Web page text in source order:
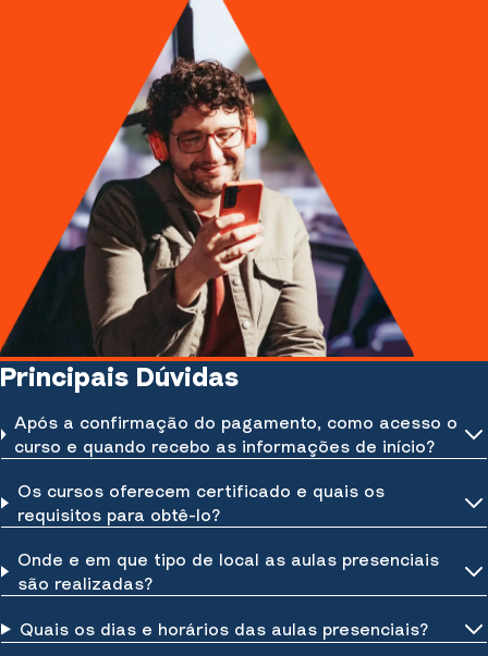
Principais Dúvidas
Após a confirmação do pagamento, como acesso o
curso e quando recebo as informações de início?
Os cursos oferecem certificado e quais os
requisitos para obtê-lo?
Onde e em que tipo de local as aulas presenciais
são realizadas?
Quais os dias e horários das aulas presenciais?